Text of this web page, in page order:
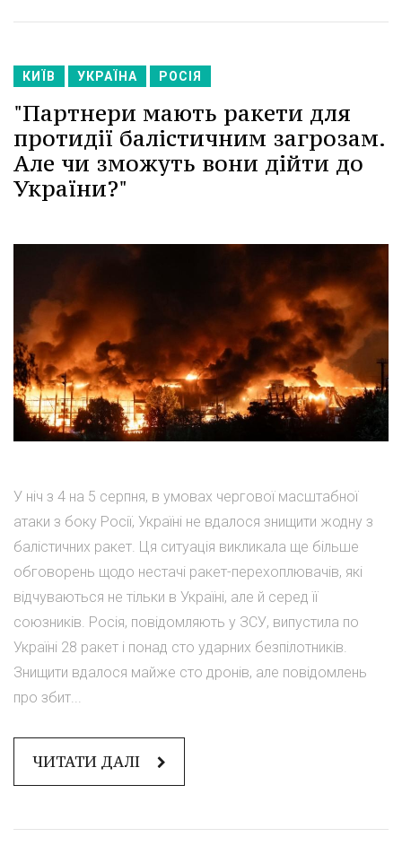
КИЇВ УКРАЇНА РОСІЯ
"Партнери мають ракети для
протидії балістичним загрозам.
Але чи зможуть вони дійти до
України?"
У ніч з 4 на 5 серпня, в умовах чергової масштабної
атаки з боку Росії, Україні не вдалося знищити жодну з
балістичних ракет. Ця ситуація викликала ще більше
обговорень щодо нестачі ракет-перехоплювачів, які
відчуваються не тільки в Україні, але й серед її
союзників. Росія, повідомляють у ЗСУ, випустила по
Україні 28 ракет і понад сто ударних безпілотників.
Знищити вдалося майже сто дронів, але повідомлень
про збит...
ЧИТАТИ ДАЛІ